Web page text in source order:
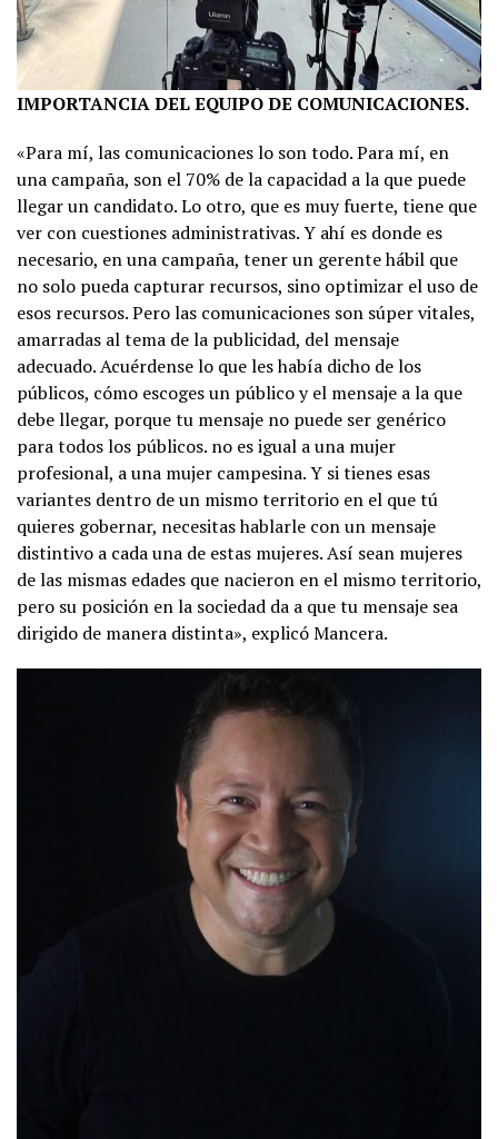
IMPORTANCIA DEL EQUIPO DE COMUNICACIONES.
«Para mí, las comunicaciones lo son todo. Para mí, en
una campaña, son el 70% de la capacidad a la que puede
llegar un candidato. Lo otro, que es muy fuerte, tiene que
ver con cuestiones administrativas. Y ahí es donde es
necesario, en una campaña, tener un gerente hábil que
no solo pueda capturar recursos, sino optimizar el uso de
esos recursos. Pero las comunicaciones son súper vitales,
amarradas al tema de la publicidad, del mensaje
adecuado. Acuérdense lo que les había dicho de los
públicos, cómo escoges un público y el mensaje a la que
debe llegar, porque tu mensaje no puede ser genérico
para todos los públicos. no es igual a una mujer
profesional, a una mujer campesina. Y si tienes esas
variantes dentro de un mismo territorio en el que tú
quieres gobernar, necesitas hablarle con un mensaje
distintivo a cada una de estas mujeres. Así sean mujeres
de las mismas edades que nacieron en el mismo territorio,
pero su posición en la sociedad da a que tu mensaje sea
dirigido de manera distinta», explicó Mancera.